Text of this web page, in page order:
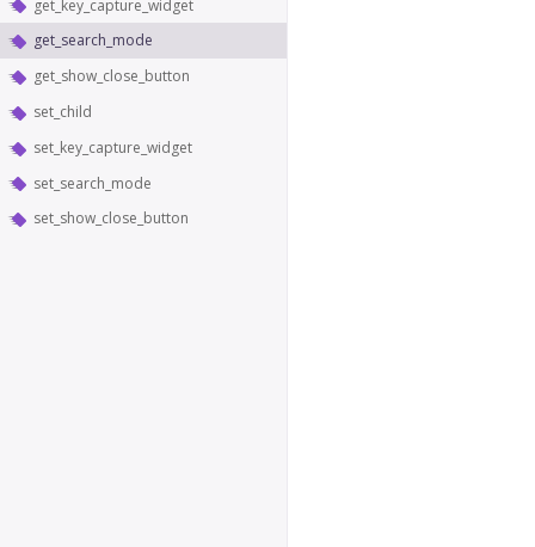
get_key_capture_widget
get_search_mode
get_show_close_button
set_child
set_key_capture_widget
set_search_mode
set_show_close_button